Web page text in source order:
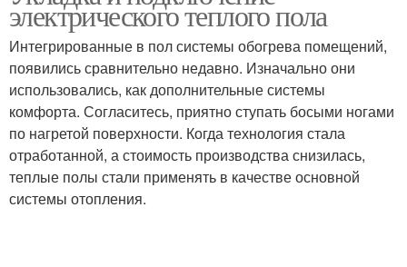
электрического теплого пола
Интегрированные в пол системы обогрева помещений,
появились сравнительно недавно. Изначально они
использовались, как дополнительные системы
комфорта. Согласитесь, приятно ступать босыми ногами
по нагретой поверхности. Когда технология стала
отработанной, а стоимость производства снизилась,
теплые полы стали применять в качестве основной
системы отопления.